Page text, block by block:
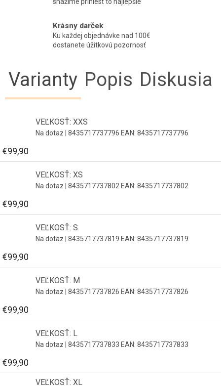
Krásny darček
Ku každej objednávke nad 100€
dostanete úžitkovú pozornosť
Varianty Popis Diskusia
VEĽKOSŤ: XXS
Na dotaz | 8435717737796 EAN: 8435717737796
€99,90
VEĽKOSŤ: XS
Na dotaz | 8435717737802 EAN: 8435717737802
€99,90
VEĽKOSŤ: S
Na dotaz | 8435717737819 EAN: 8435717737819
€99,90
VEĽKOSŤ: M
Na dotaz | 8435717737826 EAN: 8435717737826
€99,90
VEĽKOSŤ: L
Na dotaz | 8435717737833 EAN: 8435717737833
€99,90
VEĽKOSŤ: XL